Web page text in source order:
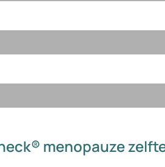
menopauze